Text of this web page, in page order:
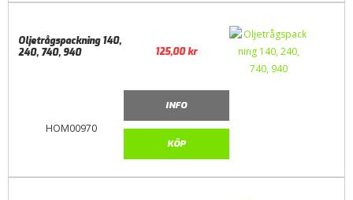
HOM00970
Oljetrågspackning 140,
240, 740, 940
125,00kr
INFO
KÖP